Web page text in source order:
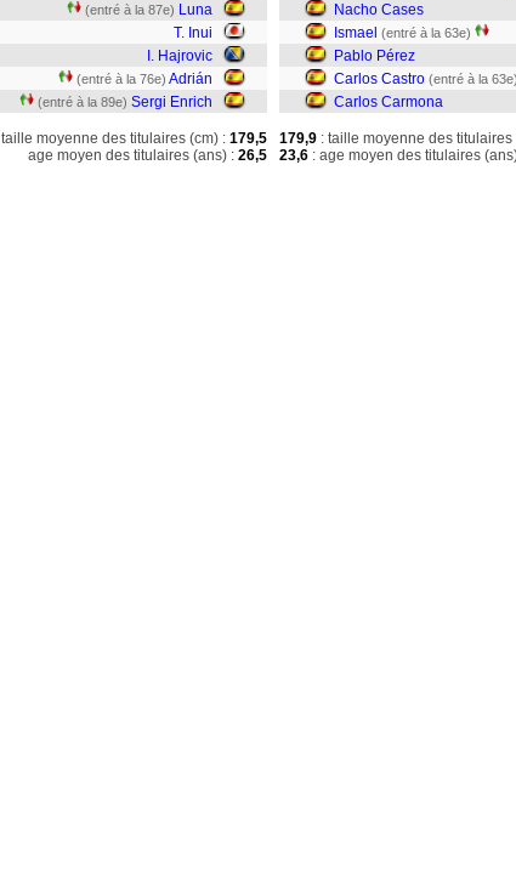
(entré à la 87e) Luna
T. Inui
I. Hajrovic
(entré à la 76e) Adrián
(entré à la 89e) Sergi Enrich
taille moyenne des titulaires (cm) : 179,5
age moyen des titulaires (ans) : 26,5
Nacho Cases
Ismael (entré à la 63e)
Pablo Pérez
Carlos Castro (entré à la 63e)
Carlos Carmona
179,9 : taille moyenne des titulaires
23,6 : age moyen des titulaires